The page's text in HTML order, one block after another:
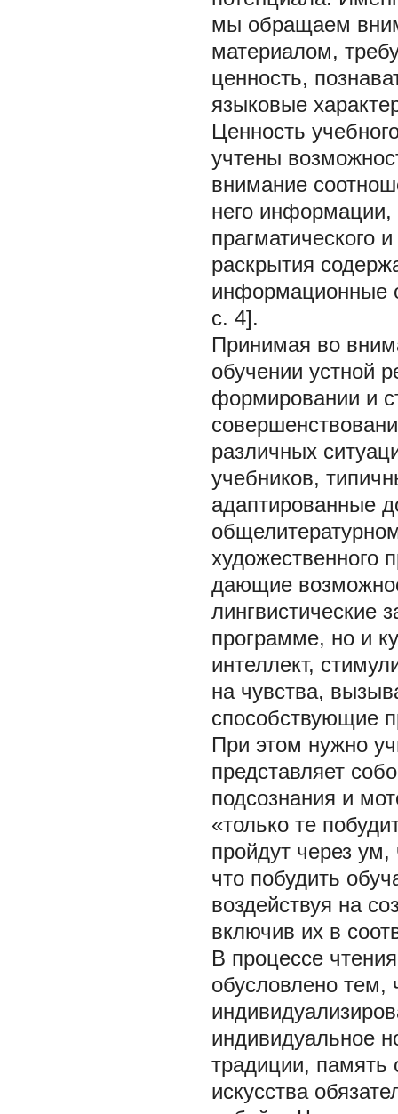
мы обращаем
материалом,
ценность,
языковые
Ценность
учтены
внимание
него информации,
прагматического
раскрытия
информационные
с. 4].
Принимая во
обучении устной
формировании и
различных
учебников,
адаптированные
художественного
дающие
лингвистические
программе, но и
интеллект,
на чувства,
способствующие
При этом нужно
представляет
подсознания и
«только те
пройдут через
что побудить
воздействуя на
включив их в
В процессе
обусловлено
индивидуальное
традиции, память
искусства